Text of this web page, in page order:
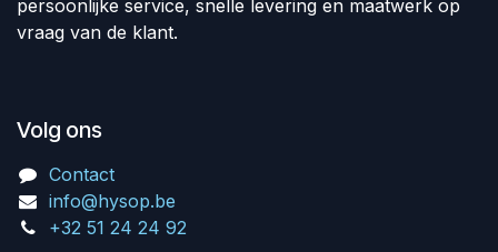
persoonlijke service, snelle levering en maatwerk op
vraag van de klant.
Volg ons
Contact
info@hysop.be
+32 51 24 24 92